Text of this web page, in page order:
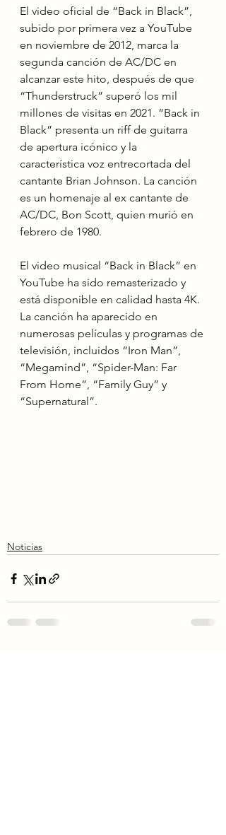
El video oficial de “Back in Black”,
subido por primera vez a YouTube
en noviembre de 2012, marca la
segunda canción de AC/DC en
alcanzar este hito, después de que
“Thunderstruck” superó los mil
millones de visitas en 2021. “Back in
Black” presenta un riff de guitarra
de apertura icónico y la
característica voz entrecortada del
cantante Brian Johnson. La canción
es un homenaje al ex cantante de
AC/DC, Bon Scott, quien murió en
febrero de 1980.
El video musical “Back in Black” en
YouTube ha sido remasterizado y
está disponible en calidad hasta 4K.
La canción ha aparecido en
numerosas películas y programas de
televisión, incluidos “Iron Man”,
“Megamind”, “Spider-Man: Far
From Home”, “Family Guy” y
“Supernatural”.
Noticias